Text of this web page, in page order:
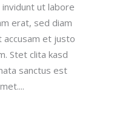
ut labore
erat, sed diam
et justo
Stet clita kasd
sanctus est